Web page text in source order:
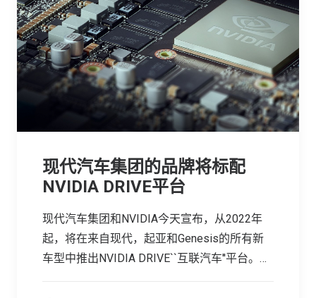
现代汽车集团的品牌将标配
NVIDIA DRIVE平台
现代汽车集团和NVIDIA今天宣布，从2022年
起，将在来自现代，起亚和Genesis的所有新
车型中推出NVIDIA DRIVE``互联汽车''平台。…